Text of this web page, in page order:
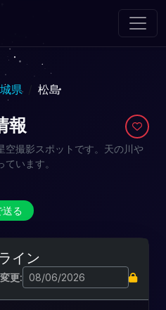
県 松島
報
空撮影スポットです。天の川や
います。
送る
イン
更: